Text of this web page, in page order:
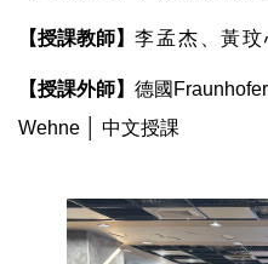
【授課教師】 李孟杰、黃
【授課外師】 德國
Wehne │ 中文授課